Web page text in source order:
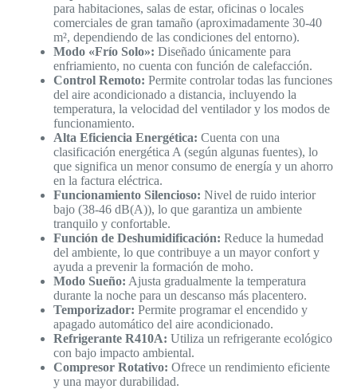
para habitaciones, salas de estar, oficinas o locales
comerciales de gran tamaño (aproximadamente 30-40
m², dependiendo de las condiciones del entorno).
Modo «Frío Solo»: Diseñado únicamente para
enfriamiento, no cuenta con función de calefacción.
Control Remoto: Permite controlar todas las funciones
del aire acondicionado a distancia, incluyendo la
temperatura, la velocidad del ventilador y los modos de
funcionamiento.
Alta Eficiencia Energética: Cuenta con una
clasificación energética A (según algunas fuentes), lo
que significa un menor consumo de energía y un ahorro
en la factura eléctrica.
Funcionamiento Silencioso: Nivel de ruido interior
bajo (38-46 dB(A)), lo que garantiza un ambiente
tranquilo y confortable.
Función de Deshumidificación: Reduce la humedad
del ambiente, lo que contribuye a un mayor confort y
ayuda a prevenir la formación de moho.
Modo Sueño: Ajusta gradualmente la temperatura
durante la noche para un descanso más placentero.
Temporizador: Permite programar el encendido y
apagado automático del aire acondicionado.
Refrigerante R410A: Utiliza un refrigerante ecológico
con bajo impacto ambiental.
Compresor Rotativo: Ofrece un rendimiento eficiente
y una mayor durabilidad.